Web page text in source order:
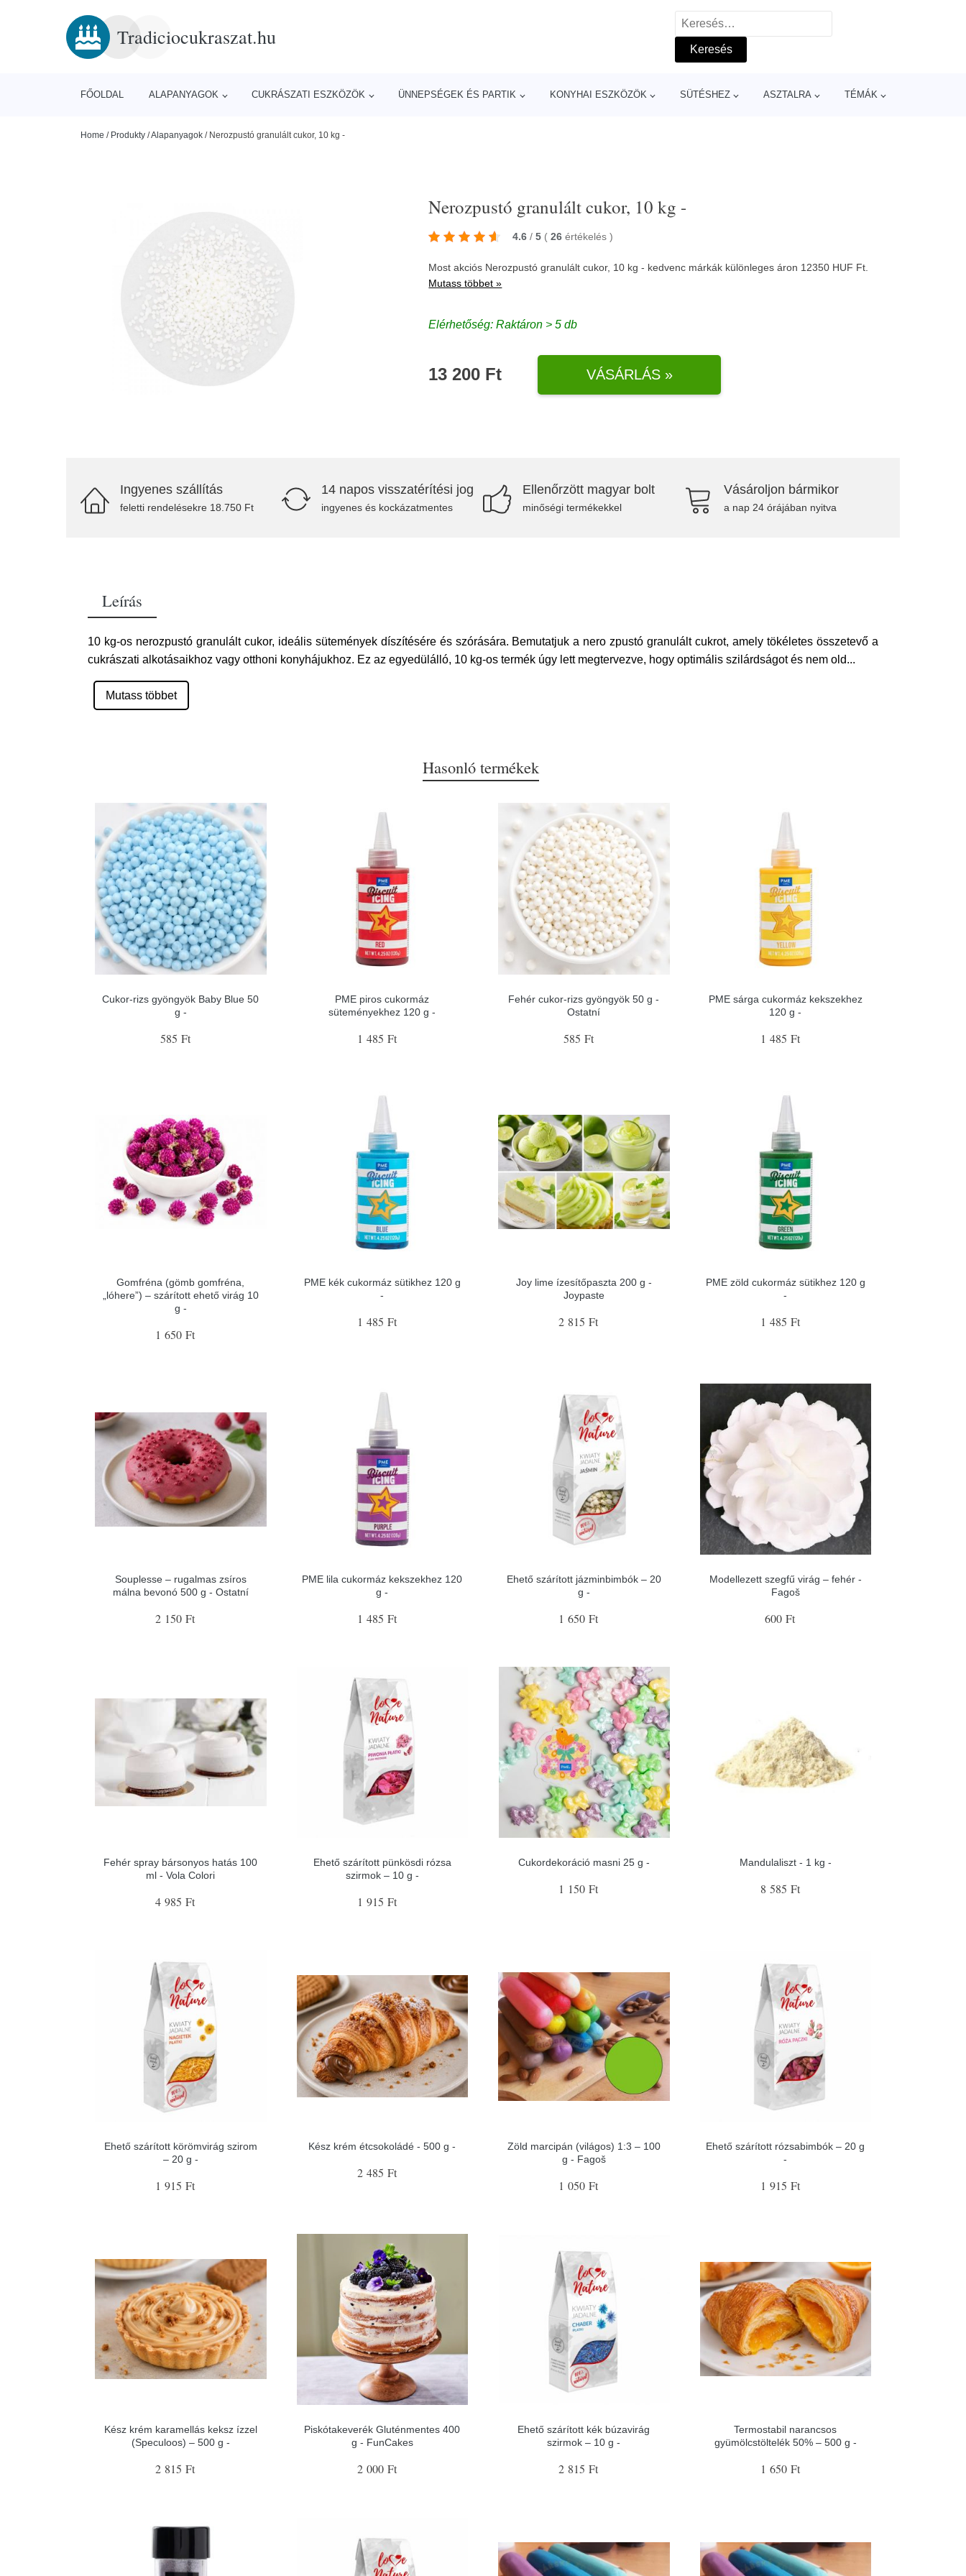
Tradiciocukraszat.hu
Keresés:
FŐOLDAL ALAPANYAGOK CUKRÁSZATI ESZKÖZÖK ÜNNEPSÉGEK ÉS PARTIK KONYHAI ESZKÖZÖK SÜTÉSHEZ ASZTALRA TÉMÁK
Home / Produkty /Alapanyagok / Nerozpustó granulált cukor, 10 kg -
Nerozpustó granulált cukor, 10 kg -
4.6 / 5 ( 26 értékelés)
Most akciós Nerozpustó granulált cukor, 10 kg - kedvenc márkák különleges áron 12350 HUF Ft.
Mutass többet »
Elérhetőség: Raktáron > 5 db
13 200 Ft VÁSÁRLÁS »
Ingyenes szállítás
feletti rendelésekre 18.750 Ft
14 napos visszatérítési jog
ingyenes és kockázatmentes
Ellenőrzött magyar bolt
minőségi termékekkel
Vásároljon bármikor
a nap 24 órájában nyitva
Leírás
10 kg-os nerozpustó granulált cukor, ideális sütemények díszítésére és szórására. Bemutatjuk a nero zpustó granulált cukrot, amely tökéletes összetevő a
cukrászati alkotásaikhoz vagy otthoni konyhájukhoz. Ez az egyedülálló, 10 kg-os termék úgy lett megtervezve, hogy optimális szilárdságot és nem old...
Mutass többet
Hasonló termékek
Cukor-rizs gyöngyök Baby Blue 50
g -
585 Ft
PME piros cukormáz
süteményekhez 120 g -
1 485 Ft
Fehér cukor-rizs gyöngyök 50 g -
Ostatní
585 Ft
PME sárga cukormáz kekszekhez
120 g -
1 485 Ft
Gomfréna (gömb gomfréna,
„lóhere”) – szárított ehető virág 10
g -
1 650 Ft
PME kék cukormáz sütikhez 120 g
-
1 485 Ft
Joy lime ízesítőpaszta 200 g -
Joypaste
2 815 Ft
PME zöld cukormáz sütikhez 120 g
-
1 485 Ft
Souplesse – rugalmas zsíros
málna bevonó 500 g - Ostatní
2 150 Ft
PME lila cukormáz kekszekhez 120
g -
1 485 Ft
Ehető szárított jázminbimbók – 20
g -
1 650 Ft
Modellezett szegfű virág – fehér -
Fagoš
600 Ft
Fehér spray bársonyos hatás 100
ml - Vola Colori
4 985 Ft
Ehető szárított pünkösdi rózsa
szirmok – 10 g -
1 915 Ft
Cukordekoráció masni 25 g -
1 150 Ft
Mandulaliszt - 1 kg -
8 585 Ft
Ehető szárított körömvirág szirom
– 20 g -
1 915 Ft
Kész krém étcsokoládé - 500 g -
2 485 Ft
Zöld marcipán (világos) 1:3 – 100
g - Fagoš
1 050 Ft
Ehető szárított rózsabimbók – 20 g
-
1 915 Ft
Kész krém karamellás keksz ízzel
(Speculoos) – 500 g -
2 815 Ft
Piskótakeverék Gluténmentes 400
g - FunCakes
2 000 Ft
Ehető szárított kék búzavirág
szirmok – 10 g -
2 815 Ft
Termostabil narancsos
gyümölcstöltelék 50% – 500 g -
1 650 Ft